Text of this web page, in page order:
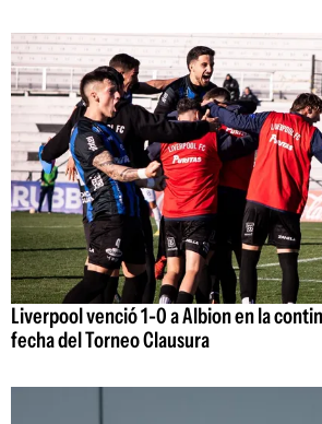
Liverpool venció 1-0 a Albion en la
fecha del Torneo Clausura